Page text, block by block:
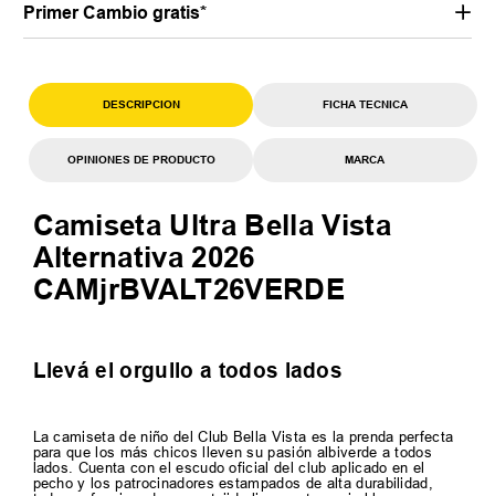
Primer Cambio gratis*
DESCRIPCION FICHA TECNICA
OPINIONES DE PRODUCTO MARCA
Camiseta Ultra Bella Vista
Alternativa 2026
CAMjrBVALT26VERDE
Llevá el orgullo a todos lados
La camiseta de niño del Club Bella Vista es la prenda perfecta
para que los más chicos lleven su pasión albiverde a todos
lados. Cuenta con el escudo oficial del club aplicado en el
pecho y los patrocinadores estampados de alta durabilidad,